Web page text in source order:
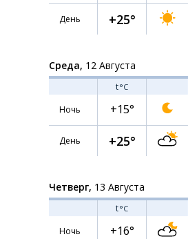
День +25°
Среда, 12 Августа
t°C
Ночь
+15°
День +25°
Четверг, 13 Августа
t°C
Ночь
+16°